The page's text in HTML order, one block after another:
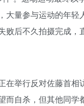
大量参与运动的年
败后不久拍摄完成，
在举行反对佐藤首
而自杀，但其他同